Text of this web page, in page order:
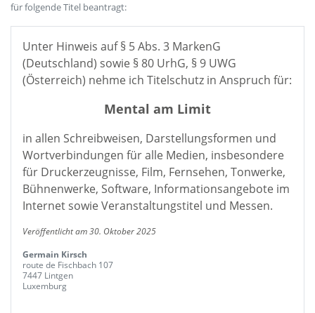
für folgende Titel beantragt:
Unter Hinweis auf § 5 Abs. 3 MarkenG
(Deutschland) sowie § 80 UrhG, § 9 UWG
(Österreich) nehme ich Titelschutz in Anspruch für:
Mental am Limit
in allen Schreibweisen, Darstellungsformen und
Wortverbindungen für alle Medien, insbesondere
für Druckerzeugnisse, Film, Fernsehen, Tonwerke,
Bühnenwerke, Software, Informationsangebote im
Internet sowie Veranstaltungstitel und Messen.
Veröffentlicht am 30. Oktober 2025
Germain Kirsch
route de Fischbach 107
7447 Lintgen
Luxemburg